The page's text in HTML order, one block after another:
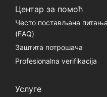
Центар за помоћ
Често постављана питања
(FАQ)
Заштита потрошача
Profesionalna verifikacija
Услуге